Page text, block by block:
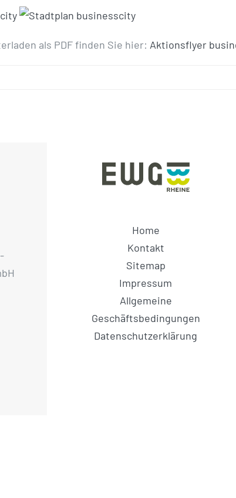
als PDF finden Sie hier: Aktionsflyer
Home
Kontakt
Sitemap
Impressum
Allgemeine
Geschäftsbedingungen
Datenschutzerklärung